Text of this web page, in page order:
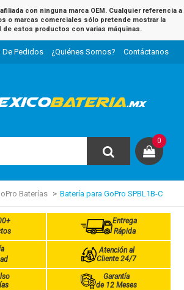
con ninguna marca OEM. Cualquier referencia a
o marcas comerciales sólo pretende mostrar la
de estos productos con varias máquinas.
De Pedidos ¿Quiénes Somos? Contáctanos
0
Baterías Batería para GoPro SPBL1B-C
Entrega
Rápida
Atención al
Cliente 24/7
Garantía
de 12 Meses